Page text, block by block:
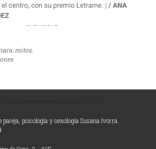
mitos,
pareja, psicología y sexología Susana Ivorra.